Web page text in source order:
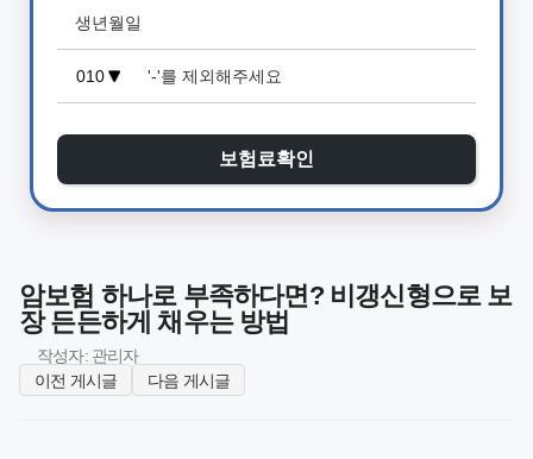
보험료확인
암보험 하나로 부족하다면? 비갱신형으로 보
장 든든하게 채우는 방법
작성자: 관리자
이전 게시글
다음 게시글